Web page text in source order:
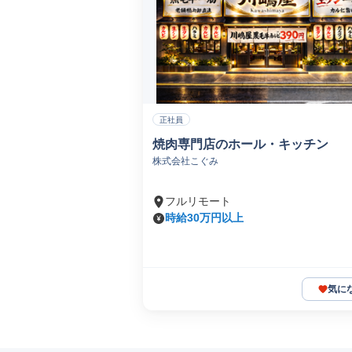
正社員
焼肉専門店のホール・キッチン
株式会社こぐみ
フルリモート
時給30万円以上
気に